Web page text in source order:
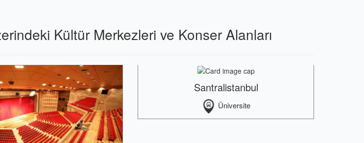
Kültür Merkezleri ve Konser Alanları
Santralistanbul
Üniversite